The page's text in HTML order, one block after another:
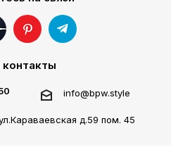
info@bpw.style
д.59 пом. 45